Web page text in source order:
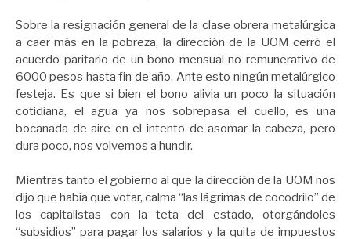
Sobre la resignación general de la clase obrera metalúrgica
a caer más en la pobreza, la dirección de la UOM cerró el
acuerdo paritario de un bono mensual no remunerativo de
6000 pesos hasta fin de año. Ante esto ningún metalúrgico
festeja. Es que si bien el bono alivia un poco la situación
cotidiana, el agua ya nos sobrepasa el cuello, es una
bocanada de aire en el intento de asomar la cabeza, pero
dura poco, nos volvemos a hundir.
Mientras tanto el gobierno al que la dirección de la UOM nos
dijo que había que votar, calma “las lágrimas de cocodrilo” de
los capitalistas con la teta del estado, otorgándoles
“subsidios” para pagar los salarios y la quita de impuestos